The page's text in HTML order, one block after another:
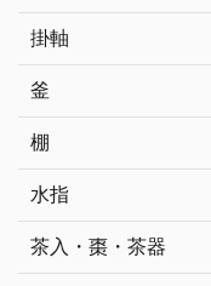
掛軸
釜
棚
水指
茶入・棗・茶器